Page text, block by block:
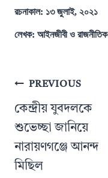
রচনাকাল: ১৩ জুলাই, ২০২১
লেখক: আইনজীবী ও রাজনীতিক
PostPREVIOUS
কেন্দ্রীয় যুবদলকে
শুভেচ্ছা জানিয়ে
নারায়ণগঞ্জে আনন্দ
মিছিল